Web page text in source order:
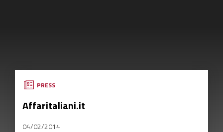
PRESS
Affaritaliani.it
04/02/2014